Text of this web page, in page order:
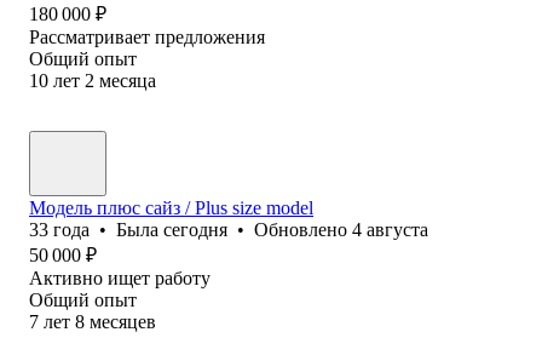
180 000 ₽
Рассматривает предложения
Общий опыт
10 лет 2 месяца
Модель плюс сайз / Plus size model
33 года • Была сегодня • Обновлено 4 августа
50 000 ₽
Активно ищет работу
Общий опыт
7 лет 8 месяцев